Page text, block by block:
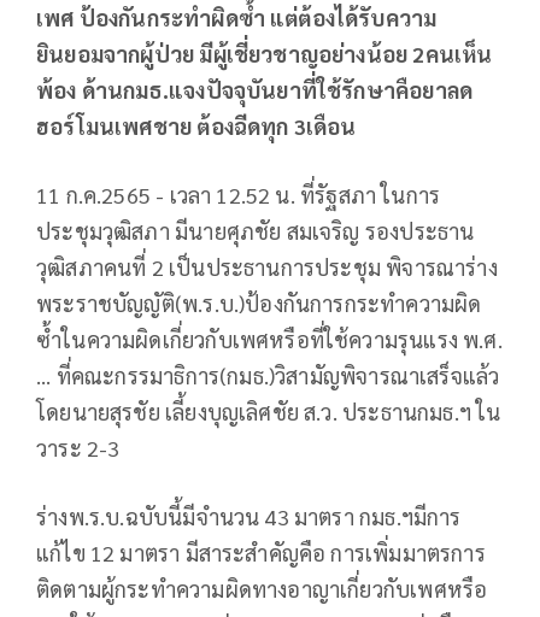
เพศ ป้องกันกระทำผิดซ้ำ แต่ต้องได้รับความ
ยินยอมจากผู้ป่วย มีผู้เชี่ยวชาญอย่างน้อย 2คนเห็น
พ้อง ด้านกมธ.แจงปัจจุบันยาที่ใช้รักษาคือยาลด
ฮอร์โมนเพศชาย ต้องฉีดทุก 3เดือน
11 ก.ค.2565 - เวลา 12.52 น. ที่รัฐสภา ในการ
ประชุมวุฒิสภา มีนายศุภชัย สมเจริญ รองประธาน
วุฒิสภาคนที่ 2 เป็นประธานการประชุม พิจารณาร่าง
พระราชบัญญัติ(พ.ร.บ.)ป้องกันการกระทำความผิด
ซ้ำในความผิดเกี่ยวกับเพศหรือที่ใช้ความรุนแรง พ.ศ.
... ที่คณะกรรมาธิการ(กมธ.)วิสามัญพิจารณาเสร็จแล้ว
โดยนายสุรชัย เลี้ยงบุญเลิศชัย ส.ว. ประธานกมธ.ฯ ใน
วาระ 2-3
ร่างพ.ร.บ.ฉบับนี้มีจำนวน 43 มาตรา กมธ.ฯมีการ
แก้ไข 12 มาตรา มีสาระสำคัญคือ การเพิ่มมาตรการ
ติดตามผู้กระทำความผิดทางอาญาเกี่ยวกับเพศหรือ